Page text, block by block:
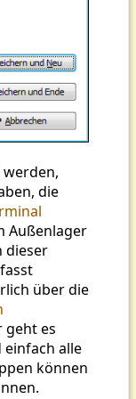
die
Außenlager
dieser
über die
geht es
einfach alle
können